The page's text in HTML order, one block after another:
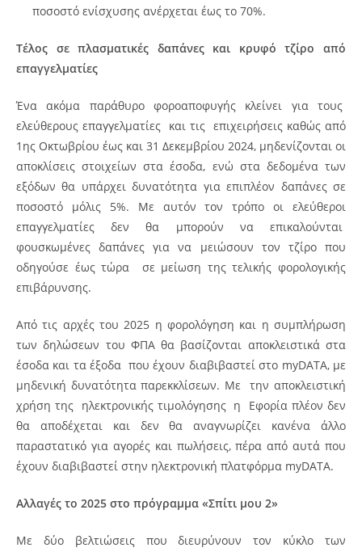
ποσοστό ενίσχυσης ανέρχεται έως το 70%.
Τέλος σε πλασματικές δαπάνες και κρυφό τζίρο από
επαγγελματίες
Ένα ακόμα παράθυρο φοροαποφυγής κλείνει για τους
ελεύθερους επαγγελματίες και τις επιχειρήσεις καθώς από
1ης Οκτωβρίου έως και 31 Δεκεμβρίου 2024, μηδενίζονται οι
αποκλίσεις στοιχείων στα έσοδα, ενώ στα δεδομένα των
εξόδων θα υπάρχει δυνατότητα για επιπλέον δαπάνες σε
ποσοστό μόλις 5%. Με αυτόν τον τρόπο οι ελεύθεροι
επαγγελματίες δεν θα μπορούν να επικαλούνται
φουσκωμένες δαπάνες για να μειώσουν τον τζίρο που
οδηγούσε έως τώρα σε μείωση της τελικής φορολογικής
επιβάρυνσης.
Από τις αρχές του 2025 η φορολόγηση και η συμπλήρωση
των δηλώσεων του ΦΠΑ θα βασίζονται αποκλειστικά στα
έσοδα και τα έξοδα που έχουν διαβιβαστεί στο myDATA, με
μηδενική δυνατότητα παρεκκλίσεων. Με την αποκλειστική
χρήση της ηλεκτρονικής τιμολόγησης η Εφορία πλέον δεν
θα αποδέχεται και δεν θα αναγνωρίζει κανένα άλλο
παραστατικό για αγορές και πωλήσεις, πέρα από αυτά που
έχουν διαβιβαστεί στην ηλεκτρονική πλατφόρμα myDATA.
Αλλαγές το 2025 στο πρόγραμμα «Σπίτι μου 2»
Με δύο βελτιώσεις που διευρύνουν τον κύκλο των